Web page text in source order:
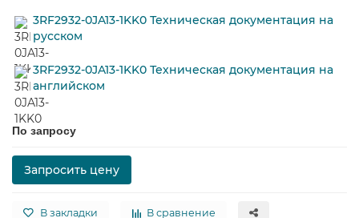
3RF2932-0JA13-1KK0 Техническая документация на
русском
3RF2932-0JA13-1KK0 Техническая документация на
английском
По запросу
Запросить цену
В закладки В сравнение